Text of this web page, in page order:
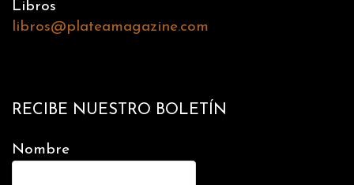
Libros
libros@plateamagazine.com
RECIBE NUESTRO BOLETÍN
Nombre